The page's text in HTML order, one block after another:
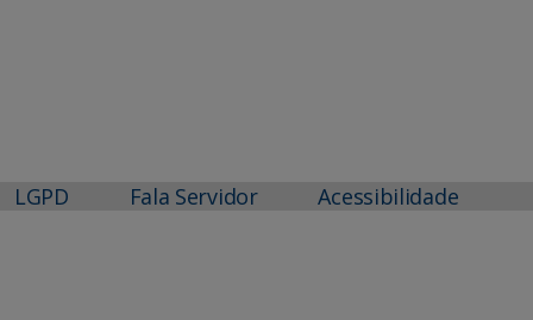
LGPD Fala Servidor Acessibilidade